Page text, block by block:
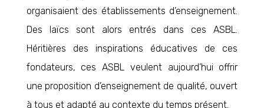
organisaient des établissements d’enseignement.
Des laïcs sont alors entrés dans ces ASBL.
Héritières des inspirations éducatives de ces
fondateurs, ces ASBL veulent aujourd’hui offrir
une proposition d’enseignement de qualité, ouvert
à tous et adapté au contexte du temps présent.